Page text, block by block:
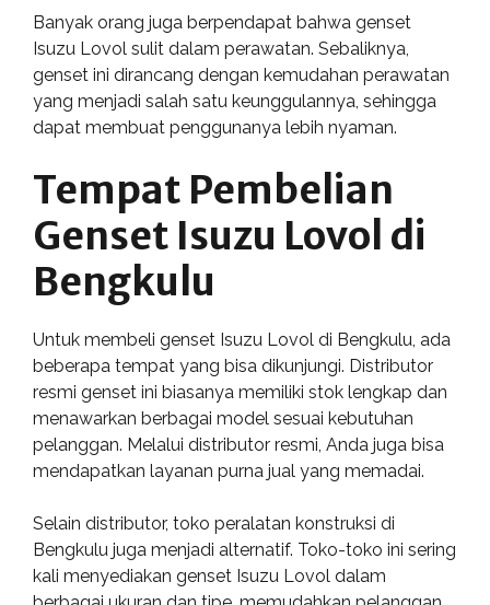
Banyak orang juga berpendapat bahwa genset
Isuzu Lovol sulit dalam perawatan. Sebaliknya,
genset ini dirancang dengan kemudahan perawatan
yang menjadi salah satu keunggulannya, sehingga
dapat membuat penggunanya lebih nyaman.
Tempat Pembelian
Genset Isuzu Lovol di
Bengkulu
Untuk membeli genset Isuzu Lovol di Bengkulu, ada
beberapa tempat yang bisa dikunjungi. Distributor
resmi genset ini biasanya memiliki stok lengkap dan
menawarkan berbagai model sesuai kebutuhan
pelanggan. Melalui distributor resmi, Anda juga bisa
mendapatkan layanan purna jual yang memadai.
Selain distributor, toko peralatan konstruksi di
Bengkulu juga menjadi alternatif. Toko-toko ini sering
kali menyediakan genset Isuzu Lovol dalam